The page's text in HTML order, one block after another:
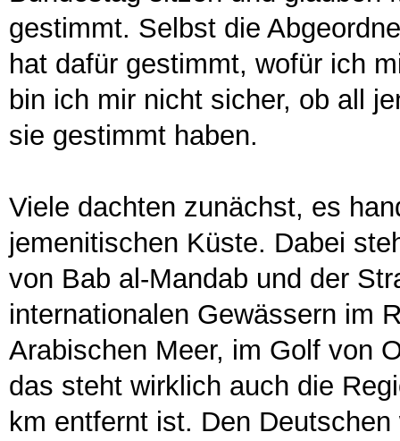
gestimmt. Selbst die
hat dafür gestimmt, wofür ich
bin ich mir nicht sicher, ob all
sie gestimmt haben.
Viele dachten zunächst, es
jemenitischen Küste. Dabei
von Bab al-Mandab und der
internationalen Gewässern im
Arabischen Meer, im Golf von
das steht wirklich auch die
km entfernt ist. Den